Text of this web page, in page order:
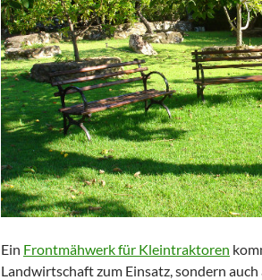
Ein Frontmähwerk für Kleintraktoren
Landwirtschaft zum Einsatz, sondern